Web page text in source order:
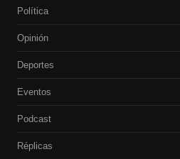
Política
Opinión
Deportes
Eventos
Podcast
Réplicas